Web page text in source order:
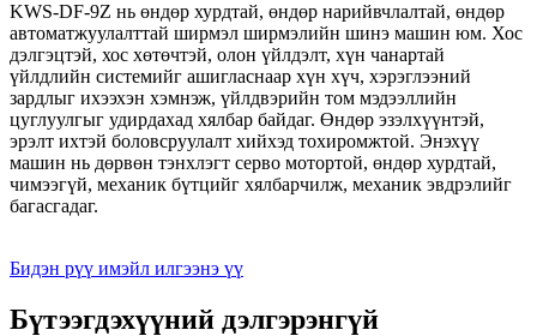
KWS-DF-9Z нь өндөр хурдтай, өндөр нарийвчлалтай, өндөр
автоматжуулалттай ширмэл ширмэлийн шинэ машин юм. Хос
дэлгэцтэй, хос хөтөчтэй, олон үйлдэлт, хүн чанартай
үйлдлийн системийг ашигласнаар хүн хүч, хэрэглээний
зардлыг ихээхэн хэмнэж, үйлдвэрийн том мэдээллийн
цуглуулгыг удирдахад хялбар байдаг. Өндөр эзэлхүүнтэй,
эрэлт ихтэй боловсруулалт хийхэд тохиромжтой. Энэхүү
машин нь дөрвөн тэнхлэгт серво мотортой, өндөр хурдтай,
чимээгүй, механик бүтцийг хялбарчилж, механик эвдрэлийг
багасгадаг.
Бидэн рүү имэйл илгээнэ үү
Бүтээгдэхүүний дэлгэрэнгүй